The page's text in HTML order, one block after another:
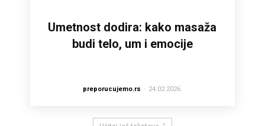
Umetnost dodira: kako masaža
budi telo, um i emocije
preporucujemo.rs - 24.02.2026.